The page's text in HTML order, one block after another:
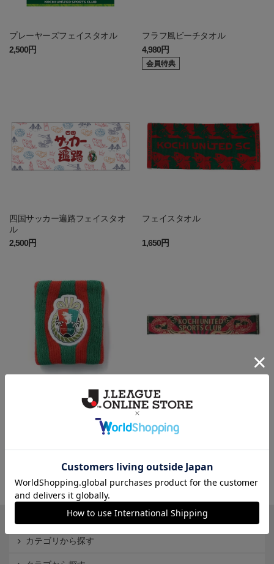
プレーヤーズフェイスタオル
2,500円
フラフ風ビーチタオル
4,980円
会員特典
四国サッカー遍路フェイスタオ
ル
2,500円
フェイスタオル
1,650円
リストバンド（KOCHI UNITED
2026タオルマフラー
1,800円
一覧から探す
カテゴリから探す